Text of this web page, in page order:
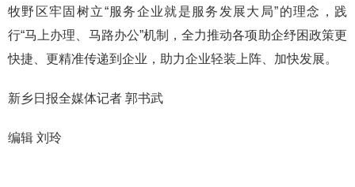
牧野区牢固树立“服务企业就是服务发展大局”的理念，践
行“马上办理、马路办公”机制，全力推动各项助企纾困政策更
快捷、更精准传递到企业，助力企业轻装上阵、加快发展。
新乡日报全媒体记者 郭书武
编辑 刘玲